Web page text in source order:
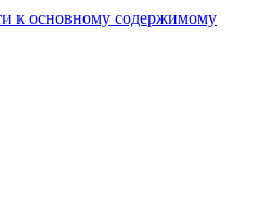
к основному содержимому